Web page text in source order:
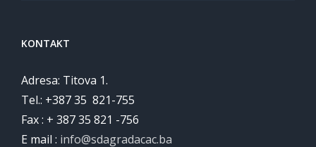
KONTAKT
Adresa: Titova 1.
Tel.: +387 35 821-755
Fax : + 387 35 821 -756
E mail : info@sdagradacac.ba